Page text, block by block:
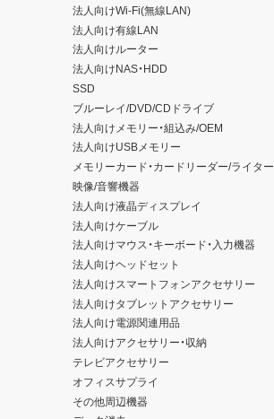
法人向けWi-Fi(無線LAN)
法人向け有線LAN
法人向けルーター
法人向けNAS・HDD
SSD
ブルーレイ/DVD/CDドライブ
法人向けメモリー・組込み/OEM
法人向けUSBメモリー
メモリーカード・カードリーダー/ライター
映像/音響機器
法人向け液晶ディスプレイ
法人向けケーブル
法人向けマウス・キーボード・入力機器
法人向けヘッドセット
法人向けスマートフォンアクセサリー
法人向けタブレットアクセサリー
法人向け電源関連用品
法人向けアクセサリー・収納
テレビアクセサリー
オフィスサプライ
その他周辺機器